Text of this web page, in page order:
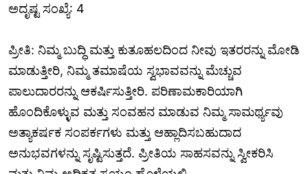
ಅದೃಷ್ಟ ಸಂಖ್ಯೆ: 4
ಪ್ರೀತಿ: ನಿಮ್ಮ ಬುದ್ಧಿ ಮತ್ತು ಕುತೂಹಲದಿಂದ ನೀವು ಇತರರನ್ನು ಮೋಡಿ
ಮಾಡುತ್ತೀರಿ, ನಿಮ್ಮ ತಮಾಷೆಯ ಸ್ವಭಾವವನ್ನು ಮೆಚ್ಚುವ
ಪಾಲುದಾರರನ್ನು ಆಕರ್ಷಿಸುತ್ತೀರಿ. ಪರಿಣಾಮಕಾರಿಯಾಗಿ
ಹೊಂದಿಕೊಳ್ಳುವ ಮತ್ತು ಸಂವಹನ ಮಾಡುವ ನಿಮ್ಮ ಸಾಮರ್ಥ್ಯವು
ಅತ್ಯಾಕರ್ಷಕ ಸಂಪರ್ಕಗಳು ಮತ್ತು ಆಹ್ಲಾದಿಸಬಹುದಾದ
ಅನುಭವಗಳನ್ನು ಸೃಷ್ಟಿಸುತ್ತದೆ. ಪ್ರೀತಿಯ ಸಾಹಸವನ್ನು ಸ್ವೀಕರಿಸಿ